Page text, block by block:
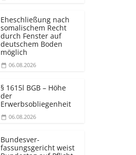
Eheschließung nach
somalischem Recht
durch Fenster auf
deutschem Boden
möglich
06.08.2026
§ 1615l BGB – Höhe
der
Erwerbsobliegenheit
06.08.2026
Bundesver­
fassungsgericht weist